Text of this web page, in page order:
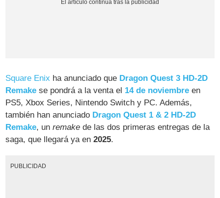
Square Enix ha anunciado que Dragon Quest 3 HD-2D
Remake se pondrá a la venta el 14 de noviembre en
PS5, Xbox Series, Nintendo Switch y PC. Además,
también han anunciado Dragon Quest 1 & 2 HD-2D
Remake, unremake de las dos primeras entregas de la
saga, que llegará ya en2025.
PUBLICIDAD